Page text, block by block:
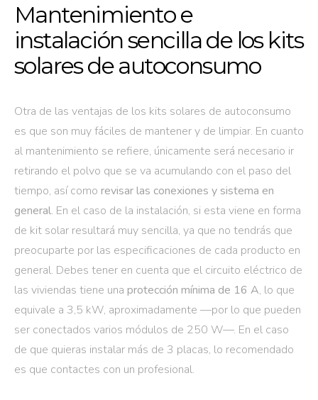
Mantenimiento e
instalación sencilla de los kits
solares de autoconsumo
Otra de las ventajas de los kits solares de autoconsumo
es que son muy fáciles de mantener y de limpiar. En cuanto
al mantenimiento se refiere, únicamente será necesario ir
retirando el polvo que se va acumulando con el paso del
tiempo, así como revisar las conexiones y sistema en
general. En el caso de la instalación, si esta viene en forma
de kit solar resultará muy sencilla, ya que no tendrás que
preocuparte por las especificaciones de cada producto en
general. Debes tener en cuenta que el circuito eléctrico de
las viviendas tiene una protección mínima de 16 A, lo que
equivale a 3,5 kW, aproximadamente —por lo que pueden
ser conectados varios módulos de 250 W—. En el caso
de que quieras instalar más de 3 placas, lo recomendado
es que contactes con un profesional.